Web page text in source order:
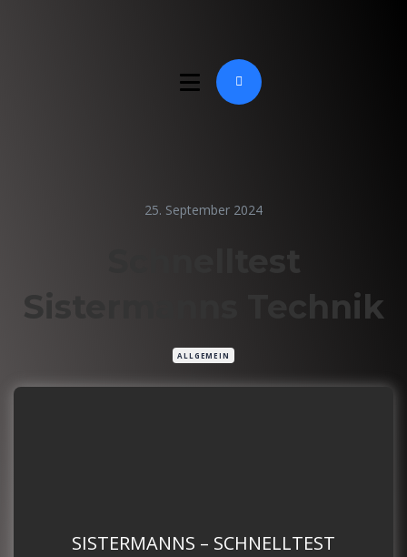
25. September 2024
Sistermanns Technik
ALLGEMEIN
SISTERMANNS – SCHNELLTEST